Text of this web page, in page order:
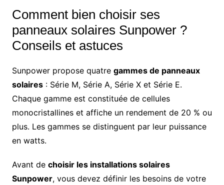
Comment bien choisir ses
panneaux solaires Sunpower ?
Conseils et astuces
Sunpower propose quatre gammes de panneaux
solaires: Série M, Série A, Série X et Série E.
Chaque gamme est constituée de cellules
monocristallines et affiche un rendement de 20 % ou
plus. Les gammes se distinguent par leur puissance
en watts.
Avant de choisir les installations solaires
Sunpower, vous devez définir les besoins de votre